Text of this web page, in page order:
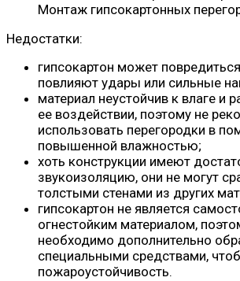
Монтаж гипсокартонных
Недостатки:
гипсокартон может
повлияют удары или сильные
материал неустойчив к влаге и
ее воздействии, поэтому не
использовать перегородки в
повышенной влажностью;
хоть конструкции имеют
звукоизоляцию, они не могут
толстыми стенами из других
гипсокартон не является
огнестойким материалом,
необходимо дополнительно
специальными средствами,
пожароустойчивость.